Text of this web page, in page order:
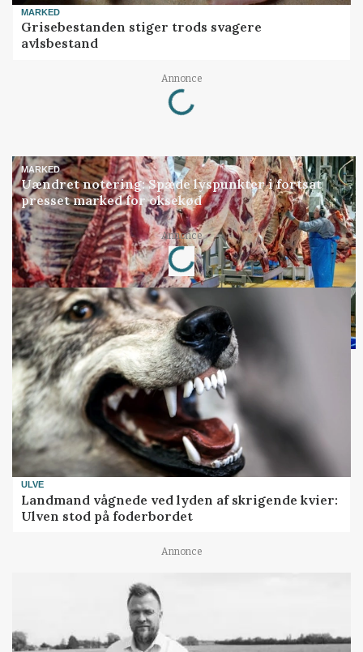
MARKED
Grisebestanden stiger trods svagere
avlsbestand
Annonce
Loading...
MARKED
Uændret notering: Spæde lyspunkter i fortsat
presset marked for oksekød
Annonce
Loading...
ULVE
Landmand vågnede ved lyden af skrigende kvier:
Ulven stod på foderbordet
Annonce